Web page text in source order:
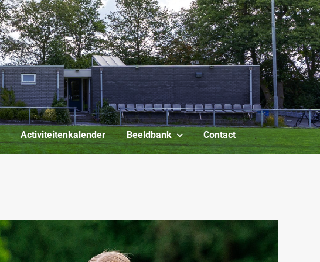
Activiteitenkalender Beeldbank Contact